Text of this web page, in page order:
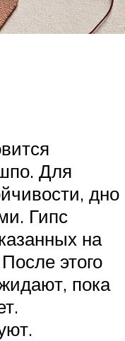
Для
дно
Гипс
на
этого
пока